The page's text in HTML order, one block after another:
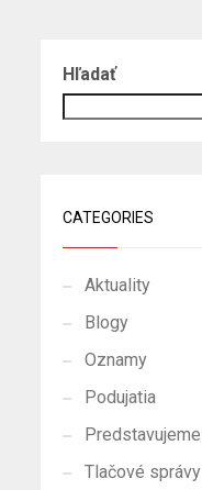
Hľadať
CATEGORIES
Aktuality
Blogy
Oznamy
Podujatia
Predstavujeme
Tlačové správy